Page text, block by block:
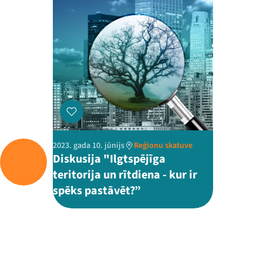
2023. gada 10. jūnijs Reģionu skatuve
Diskusija "Ilgtspējīga
teritorija un rītdiena - kur ir
spēks pastāvēt?”